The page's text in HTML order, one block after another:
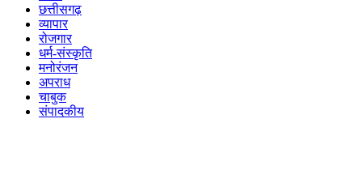
छत्तीसगढ़
व्यापार
रोजगार
धर्म-संस्कृति
मनोरंजन
अपराध
चाबुक
संपादकीय